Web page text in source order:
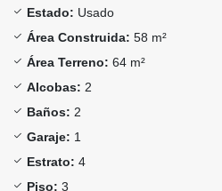
Estado: Usado
Área Construida: 58 m²
Área Terreno: 64 m²
Alcobas: 2
Baños: 2
Garaje: 1
Estrato: 4
Piso: 3